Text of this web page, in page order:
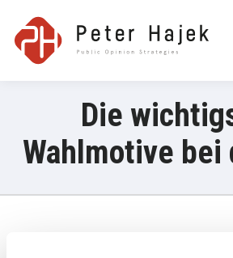
Die
Wahlmotive bei